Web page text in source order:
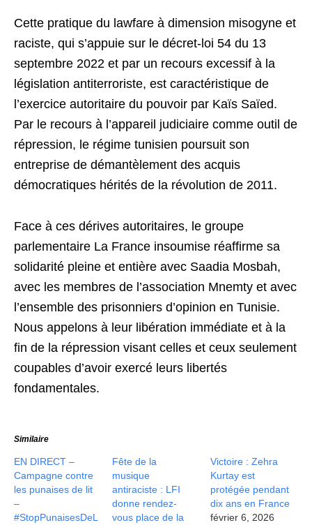
Cette pratique du lawfare à dimension misogyne et
raciste, qui s’appuie sur le décret-loi 54 du 13
septembre 2022 et par un recours excessif à la
législation antiterroriste, est caractéristique de
l’exercice autoritaire du pouvoir par Kaïs Saïed.
Par le recours à l’appareil judiciaire comme outil de
répression, le régime tunisien poursuit son
entreprise de démantèlement des acquis
démocratiques hérités de la révolution de 2011.
Face à ces dérives autoritaires, le groupe
parlementaire La France insoumise réaffirme sa
solidarité pleine et entière avec Saadia Mosbah,
avec les membres de l’association Mnemty et avec
l’ensemble des prisonniers d’opinion en Tunisie.
Nous appelons à leur libération immédiate et à la
fin de la répression visant celles et ceux seulement
coupables d’avoir exercé leurs libertés
fondamentales.
Similaire
EN DIRECT –
Campagne contre
les punaises de lit
–
#StopPunaisesDeL
Fête de la
musique
antiraciste : LFI
donne rendez-
vous place de la
Victoire : Zehra
Kurtay est
protégée pendant
dix ans en France
février 6, 2026